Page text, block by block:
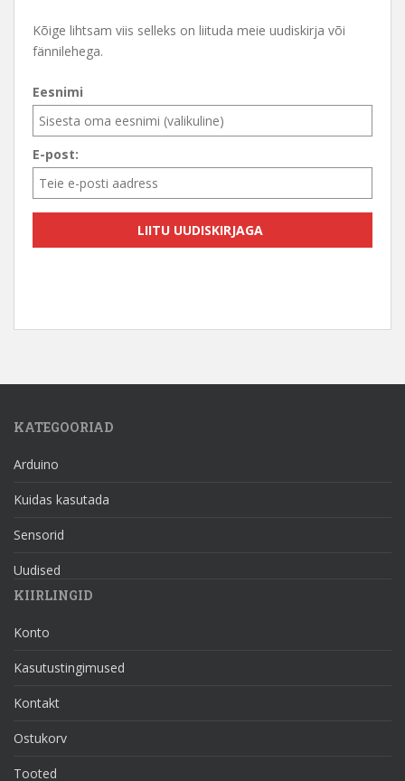
Kõige lihtsam viis selleks on liituda meie uudiskirja või
fännilehega.
Eesnimi
E-post:
KATEGOORIAD
Arduino
Kuidas kasutada
Sensorid
Uudised
KIIRLINGID
Konto
Kasutustingimused
Kontakt
Ostukorv
Tooted